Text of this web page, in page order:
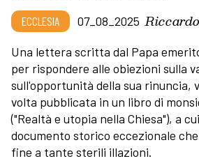
ECCLESIA 07_08_2025
Una lettera scritta dal Papa
per rispondere alle obiezioni sulla
sull'opportunità della sua rinuncia,
volta pubblicata in un libro di
("Realtà e utopia nella Chiesa"), a
documento storico eccezionale
fine a tante sterili illazioni.